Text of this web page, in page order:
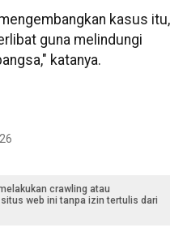
kasus itu,
guna melindungi
katanya.
crawling atau
web ini tanpa izin tertulis dari